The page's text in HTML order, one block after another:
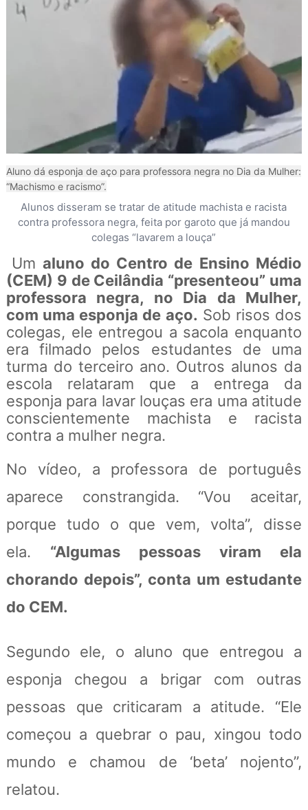
Aluno dá esponja de aço para professora negra no Dia da Mulher:
“Machismo e racismo”.
Alunos disseram se tratar de atitude machista e racista
contra professora negra, feita por garoto que já mandou
colegas “lavarem a louça”
Um aluno do Centro de Ensino Médio
(CEM) 9 de Ceilândia “presenteou” uma
professora negra, no Dia da Mulher,
com uma esponja de aço. Sob risos dos
colegas, ele entregou a sacola enquanto
era filmado pelos estudantes de uma
turma do terceiro ano. Outros alunos da
escola relataram que a entrega da
esponja para lavar louças era uma atitude
conscientemente machista e racista
contra a mulher negra.
No vídeo, a professora de português
aparece constrangida. “Vou aceitar,
porque tudo o que vem, volta”, disse
ela. “Algumas pessoas viram ela
chorando depois”, conta um estudante
do CEM.
Segundo ele, o aluno que entregou a
esponja chegou a brigar com outras
pessoas que criticaram a atitude. “Ele
começou a quebrar o pau, xingou todo
mundo e chamou de ‘beta’ nojento”,
relatou.